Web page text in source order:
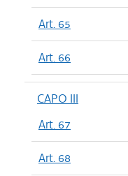
Art. 65
Art. 66
CAPO III
Art. 67
Art. 68